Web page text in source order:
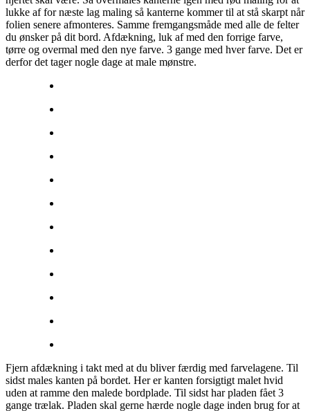
lukke af for næste lag maling så kanterne kommer til at stå skarpt når
folien senere afmonteres. Samme fremgangsmåde med alle de felter
du ønsker på dit bord. Afdækning, luk af med den forrige farve,
tørre og overmal med den nye farve. 3 gange med hver farve. Det er
derfor det tager nogle dage at male mønstre.
Fjern afdækning i takt med at du bliver færdig med farvelagene. Til
sidst males kanten på bordet. Her er kanten forsigtigt malet hvid
uden at ramme den malede bordplade. Til sidst har pladen fået 3
gange trælak. Pladen skal gerne hærde nogle dage inden brug for at